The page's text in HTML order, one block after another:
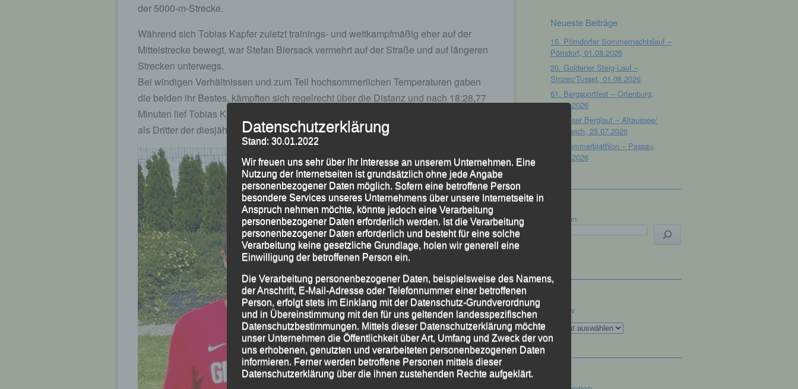
der 5000-m-Strecke.
Während sich Tobias Kapfer zuletzt trainings- und wettkampfmäßig eher auf der
Mittelstrecke bewegt, war Stefan Biersack vermehrt auf der Straße und auf längeren
Strecken unterwegs.
Bei windigen Verhältnissen und zum Teil hochsommerlichen Temperaturen gaben
die beiden ihr Bestes, kämpften sich regelrecht über die Distanz und nach 18:28,77
Minuten lief Tobias Kapfer als Zweiter und Stefan Biersack nach 19:14,09 Minuten
als Dritter der diesjährigen 5000-m-Bezirksmeisteschaften über die Ziellinie.
Neueste Beiträge
15. Pörndorfer Sommernachtslauf –
Pörndorf, 01.08.2026
20. Goldener Steig-Lauf –
Stozec/Tusset, 01.08.2026
61. Bergsportfest – Ortenburg,
26.07.2026
12. Loser Berglauf – Altaussee/
Österreich, 25.07.2026
32. Sommerbiathlon – Passau,
18.07.2026
Suchen
Archiv
Archiv
Datenschutzerklärung
Stand: 30.01.2022
Wir freuen uns sehr über Ihr Interesse an unserem Unternehmen. Eine
Nutzung der Internetseiten ist grundsätzlich ohne jede Angabe
personenbezogener Daten möglich. Sofern eine betroffene Person
besondere Services unseres Unternehmens über unsere Internetseite in
Anspruch nehmen möchte, könnte jedoch eine Verarbeitung
personenbezogener Daten erforderlich werden. Ist die Verarbeitung
personenbezogener Daten erforderlich und besteht für eine solche
Verarbeitung keine gesetzliche Grundlage, holen wir generell eine
Einwilligung der betroffenen Person ein.
Die Verarbeitung personenbezogener Daten, beispielsweise des Namens,
der Anschrift, E-Mail-Adresse oder Telefonnummer einer betroffenen
Person, erfolgt stets im Einklang mit der Datenschutz-Grundverordnung
und in Übereinstimmung mit den für uns geltenden landesspezifischen
Datenschutzbestimmungen. Mittels dieser Datenschutzerklärung möchte
unser Unternehmen die Öffentlichkeit über Art, Umfang und Zweck der von
uns erhobenen, genutzten und verarbeiteten personenbezogenen Daten
informieren. Ferner werden betroffene Personen mittels dieser
Datenschutzerklärung über die ihnen zustehenden Rechte aufgeklärt.